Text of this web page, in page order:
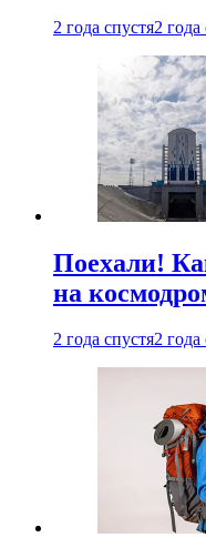
2 года спустя2 года
Поехали!
на
2 года спустя2 года